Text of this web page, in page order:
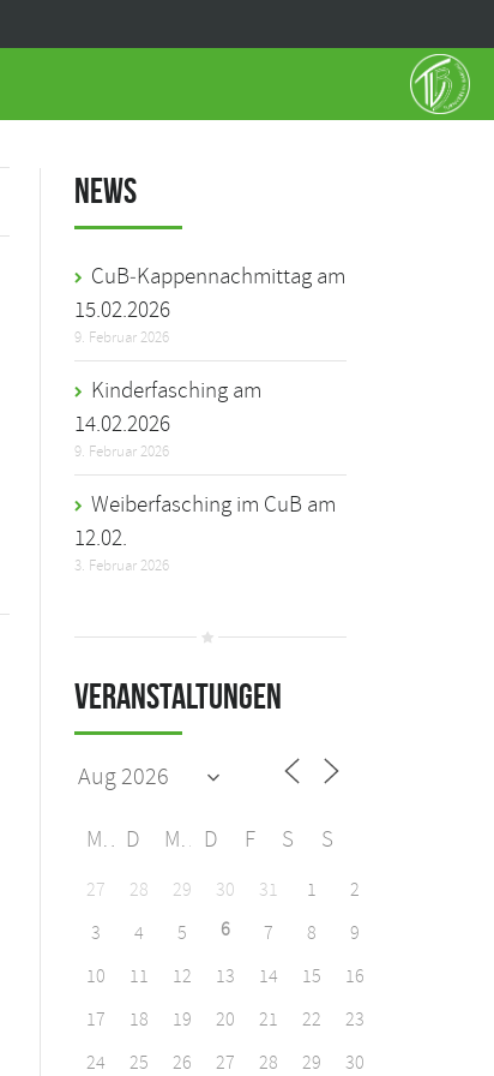
News
CuB‑Kappennachmittag am
15.02.2026
9. Februar 2026
Kinderfasching am
14.02.2026
9. Februar 2026
Weiberfasching im CuB am
12.02.
3. Februar 2026
Veranstaltungen
M D M D F S S
27 28 29 30 31 1
2
3
4 5 6 7 8
9
10
11 12 13 14 15
16
17
18 19 20 21 22
23
24
25 26 27 28 29 30